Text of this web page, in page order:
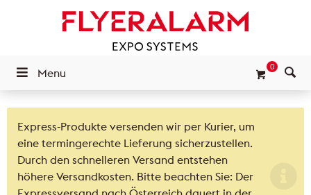
0
Menu
Express-Produkte versenden wir per Kurier, um
eine termingerechte Lieferung sicherzustellen.
Durch den schnelleren Versand entstehen
höhere Versandkosten. Bitte beachten Sie: Der